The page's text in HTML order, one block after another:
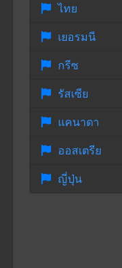
ไทย
เยอรมนี
กรีซ
รัสเซีย
แคนาดา
ออสเตรีย
ญี่ปุ่น